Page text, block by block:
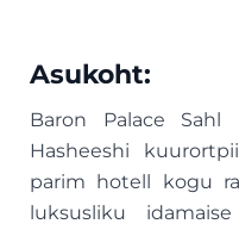
Asukoht:
Baron Palace
Hasheeshi
parim hotell kogu
luksusliku